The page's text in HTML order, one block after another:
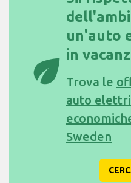
eco
un'auto
in
Trova le
auto
Sweden